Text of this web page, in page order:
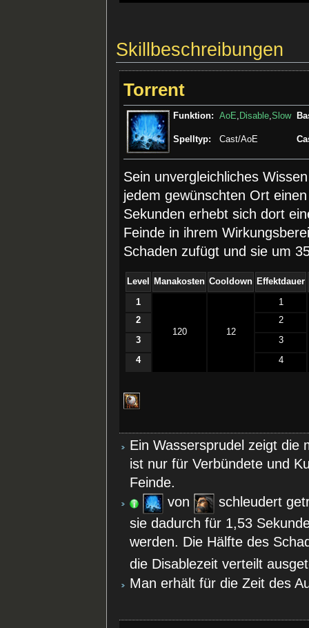
Skillbeschreibungen
Torrent
Funktion: AoE, Disable,Slow
Spelltyp: Cast/AoE
Sein unvergleichliches
jedem gewünschten Ort
Sekunden erhebt sich dort
Feinde in ihrem
Schaden zufügt und sie um
Level Manakosten Cooldown Effektdauer
1
120 12
1
2
2
3 3
4 4
Ein Wassersprudel zeigt die
ist nur für Verbündete und
Feinde.
von
schleudert
sie dadurch für 1,53
werden. Die Hälfte des
die Disablezeit verteilt
Man erhält für die Zeit des